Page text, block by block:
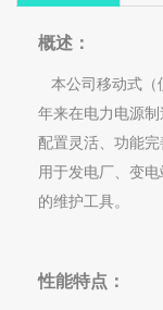
概述：
本公司移动式（
年来在电力电源制
配置灵活、功能
用于发电厂、变
的维护工具。
性能特点：